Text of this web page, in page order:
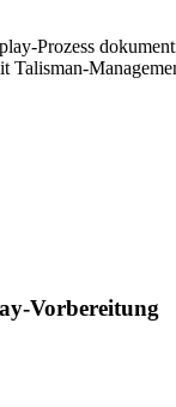
Prozess
Talisman-
Vorbereitung